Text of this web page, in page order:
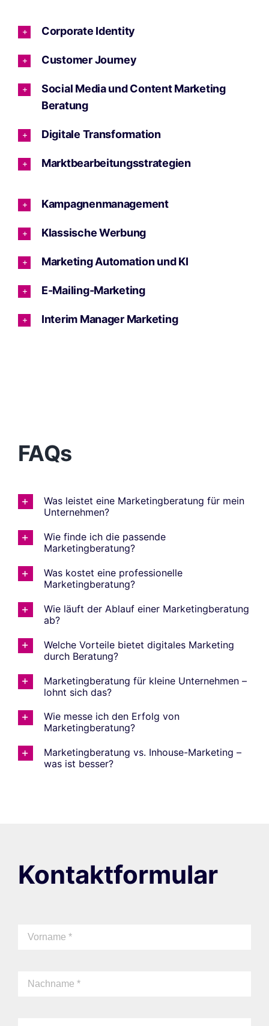
Corporate Identity
Customer Journey
Social Media und Content Marketing
Beratung
Digitale Transformation
Marktbearbeitungsstrategien
Kampagnenmanagement
Klassische Werbung
Marketing Automation und KI
E-Mailing-Marketing
Interim Manager Marketing
FAQs
Was leistet eine Marketingberatung für mein
Unternehmen?
Wie finde ich die passende
Marketingberatung?
Was kostet eine professionelle
Marketingberatung?
Wie läuft der Ablauf einer Marketingberatung
ab?
Welche Vorteile bietet digitales Marketing
durch Beratung?
Marketingberatung für kleine Unternehmen –
lohnt sich das?
Wie messe ich den Erfolg von
Marketingberatung?
Marketingberatung vs. Inhouse-Marketing –
was ist besser?
Kontaktformular